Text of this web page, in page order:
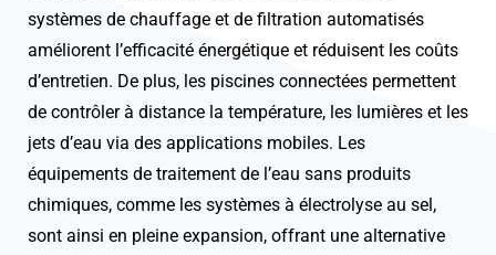
systèmes de chauffage et de filtration automatisés
améliorent l’efficacité énergétique et réduisent les coûts
d’entretien. De plus, les piscines connectées permettent
de contrôler à distance la température, les lumières et les
jets d’eau via des applications mobiles. Les
équipements de traitement de l’eau sans produits
chimiques, comme les systèmes à électrolyse au sel,
sont ainsi en pleine expansion, offrant une alternative